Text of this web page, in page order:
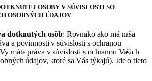
OSOBY V SÚVISLOSTI SO
OSOBNÝCH ÚDAJOV
dotknutých osôb: Rovnako ako má naša
a povinnosti v súvislosti s ochranou
máte práva v súvislosti s ochranou Vašich
údajov, ktoré sa Vás týkajú). Ide o tieto